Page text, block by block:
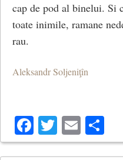
cap de pod al binelui. Si
toate inimile, ramane
rau.
Aleksandr Soljeniţîn
Facebook
Twitter
Email